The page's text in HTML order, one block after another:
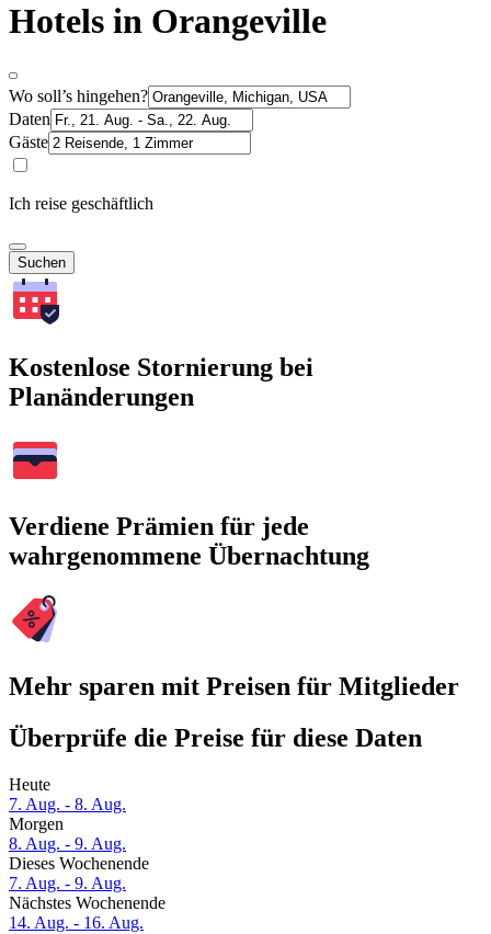
Hotels in Orangeville
Wo soll’s hingehen?
Daten
Gäste
Ich reise geschäftlich
Suchen
Kostenlose Stornierung bei
Planänderungen
Verdiene Prämien für jede
wahrgenommene Übernachtung
Mehr sparen mit Preisen für Mitglieder
Überprüfe die Preise für diese Daten
Heute
7. Aug. - 8. Aug.
Morgen
8. Aug. - 9. Aug.
Dieses Wochenende
7. Aug. - 9. Aug.
Nächstes Wochenende
14. Aug. - 16. Aug.